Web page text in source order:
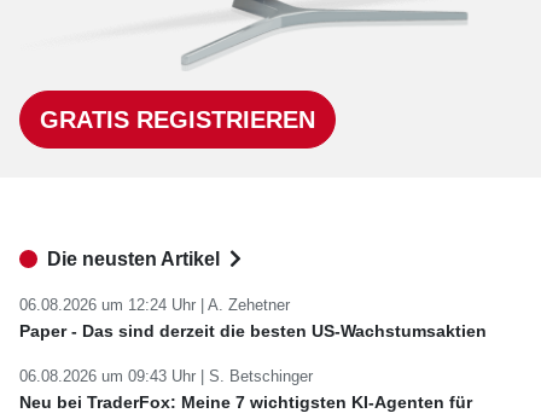
GRATIS REGISTRIEREN
Die neusten Artikel
06.08.2026 um 12:24 Uhr | A. Zehetner
Paper - Das sind derzeit die besten US-Wachstumsaktien
06.08.2026 um 09:43 Uhr | S. Betschinger
Neu bei TraderFox: Meine 7 wichtigsten KI-Agenten für